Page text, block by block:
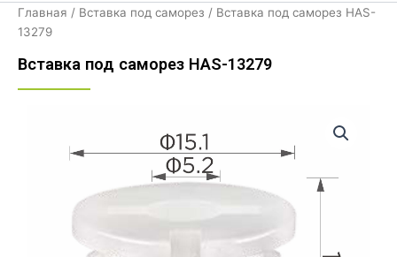
Главная / Вставка под саморез / Вставка под саморез HAS-
13279
Вставка под саморез HAS-13279